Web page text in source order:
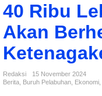
e
i
h
B
u
40 Ribu
Akan
Redaksi
15 November 2024
Berita
Buruh Pelabuhan Ekonomi